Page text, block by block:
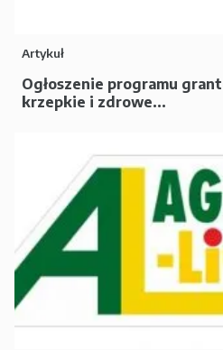
Artykuł
Ogłoszenie programu
krzepkie i zdrowe...